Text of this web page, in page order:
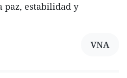
paz, estabilidad y
VNA